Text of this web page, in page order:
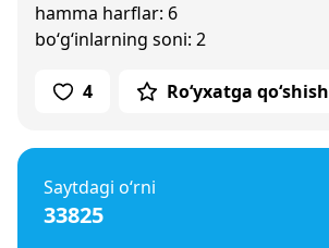
hamma harflar: 6
bo‘g‘inlarning soni: 2
4 Ro‘yxatga qo‘shish
Saytdagi o‘rni
33825